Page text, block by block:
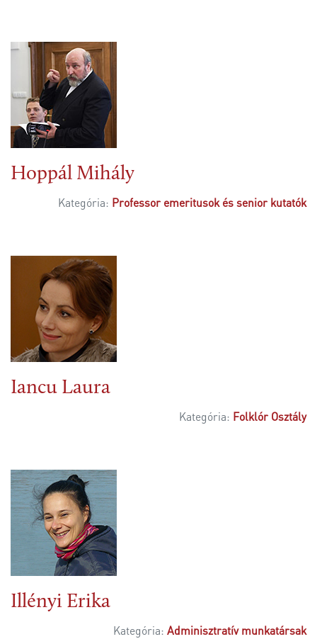
Hoppál Mihály
Kategória: Professor emeritusok és senior kutatók
Iancu Laura
Kategória: Folklór Osztály
Illényi Erika
Kategória: Adminisztratív munkatársak